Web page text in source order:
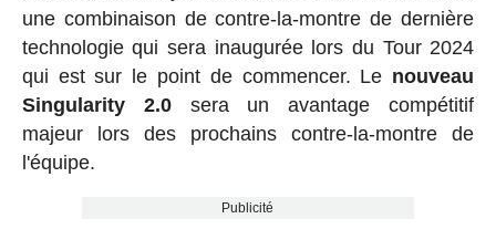
une combinaison de contre-la-montre de dernière
technologie qui sera inaugurée lors du Tour 2024
qui est sur le point de commencer. Le nouveau
Singularity 2.0sera un avantage compétitif
majeur lors des prochains contre-la-montre de
l'équipe.
Publicité